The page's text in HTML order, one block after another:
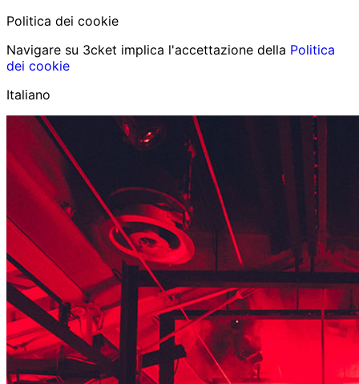
Politica dei cookie
Navigare su 3cket implica l'accettazione della Politica
dei cookie
Italiano